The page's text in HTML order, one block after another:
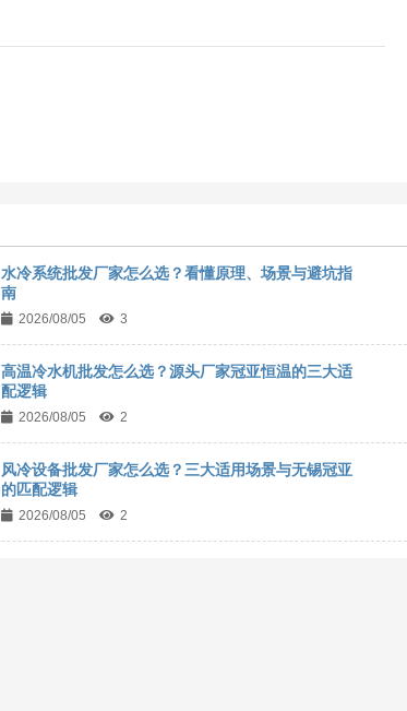
水冷系统批发厂家怎么选？看懂原理、场景与避坑指
南
2026/08/05 3
高温冷水机批发怎么选？源头厂家冠亚恒温的三大适
配逻辑
2026/08/05 2
风冷设备批发厂家怎么选？三大适用场景与无锡冠亚
的匹配逻辑
2026/08/05 2